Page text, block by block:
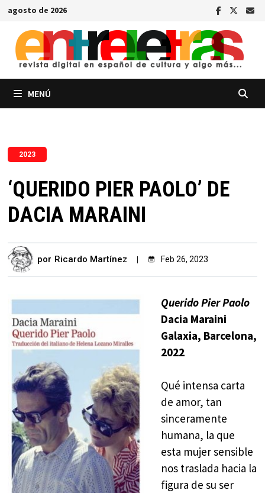
Saltar
contenido
agosto de 2026
MENÚ
2023
‘QUERIDO PIER PAOLO’ DE
DACIA MARAINI
por Ricardo Martínez Feb 26, 2023
Querido Pier Paolo
Dacia Maraini
Galaxia, Barcelona,
2022
Qué intensa carta
de amor, tan
sinceramente
humana, la que
esta mujer sensible
nos traslada hacia la
figura de su ser